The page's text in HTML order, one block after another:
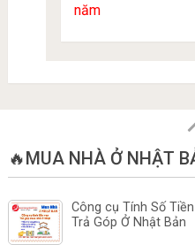
🔥MUA NHÀ Ở NHẬT
Công cụ Tính Số
Trả Góp Ở Nhật Bản